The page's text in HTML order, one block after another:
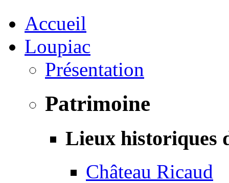
Accueil
Loupiac
Présentation
Patrimoine
Lieux historiques
Château Ricaud